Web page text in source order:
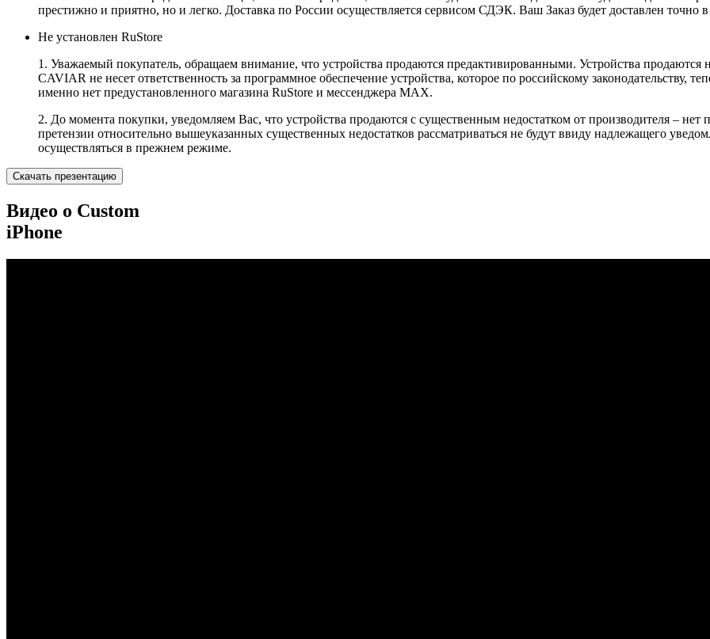
престижно и приятно, но и легко. Доставка по России осуществляется сервисом СДЭК. Ваш Заказ будет доставлен точно в
Не установлен RuStore
1. Уважаемый покупатель, обращаем внимание, что устройства продаются предактивированными. Устройства продаются
CAVIAR не несет ответственность за программное обеспечение устройства, которое по российскому законодательству,
именно нет предустановленного магазина RuStore и мессенджера MAX.
2. До момента покупки, уведомляем Вас, что устройства продаются с существенным недостатком от производителя –
претензии относительно вышеуказанных существенных недостатков рассматриваться не будут ввиду надлежащего
осуществляться в прежнем режиме.
Скачать презентацию
Видео о Custom
iPhone